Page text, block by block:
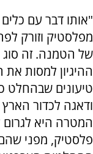
"אותו דבר עם
מפלסטיק וזורק
של הטמנה. זה סוג
ההיגיון למסות
טיעונים שבהחלט
ודאגה לכדור
המטרה היא לגרום
פלסטיק, מפני